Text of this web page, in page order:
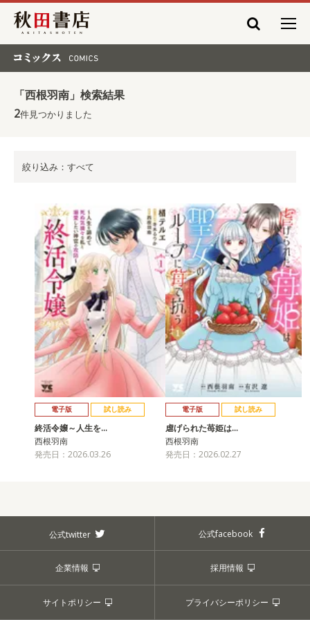
秋田書店
「西根羽南」検索結果
2件見つかりました
絞り込み：すべて
電子版 試し読み
終活令嬢～人生を…
西根羽南
発売日：2026.03.26
電子版 試し読み
虐げられた苺姫は…
西根羽南
発売日：2026.02.27
公式twitter 公式facebook
企業情報 採用情報
サイトポリシー プライバシーポリシー